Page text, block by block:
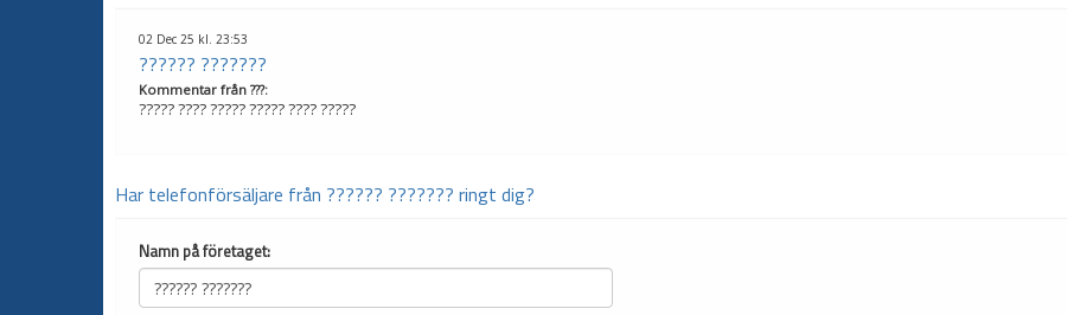
02 Dec 25 kl. 23:53
?????? ???????
Kommentar från ???:
????? ???? ????? ????? ???? ?????
Har telefonförsäljare från ?????? ??????? ringt dig?
Namn på företaget: